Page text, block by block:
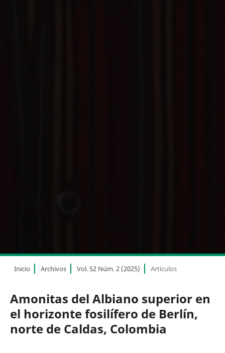
Inicio Archivos Vol. 52 Núm. 2 (2025) Artículos
Amonitas del Albiano superior en
el horizonte fosilífero de Berlín,
norte de Caldas, Colombia